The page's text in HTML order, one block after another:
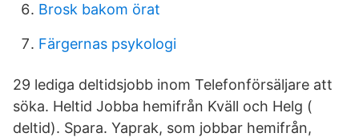
Brosk bakom örat
Färgernas psykologi
29 lediga deltidsjobb inom Telefonförsäljare att
söka. Heltid Jobba hemifrån Kväll och Helg (
deltid). Spara​. Yaprak, som jobbar hemifrån,